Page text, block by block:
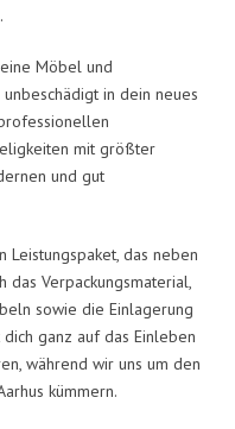
Möbel und
in dein neues
mit größter
und gut
das neben
Verpackungsmaterial,
sowie die Einlagerung
ganz auf das Einleben
während wir uns um den
kümmern.